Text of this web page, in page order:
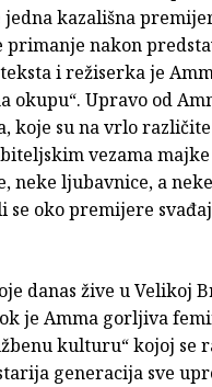
kazališna
nakon
i režiserka je
okupu“. Upravo od
koje su na vrlo
vezama
neke ljubavnice, a
se oko premijere
danas žive u Velikoj
je Amma gorljiva
kulturu“ kojoj se
generacija sve